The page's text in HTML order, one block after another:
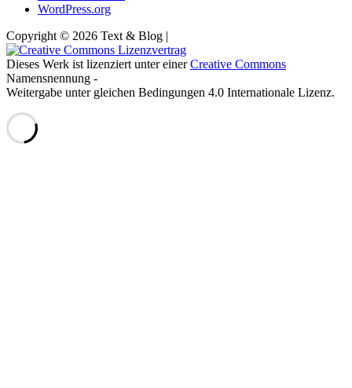
WordPress.org
Copyright © 2026 Text & Blog |
Dieses Werk ist lizenziert unter einerCreative Commons
Namensnennung -
Weitergabe unter gleichen Bedingungen 4.0 Internationale Lizenz.